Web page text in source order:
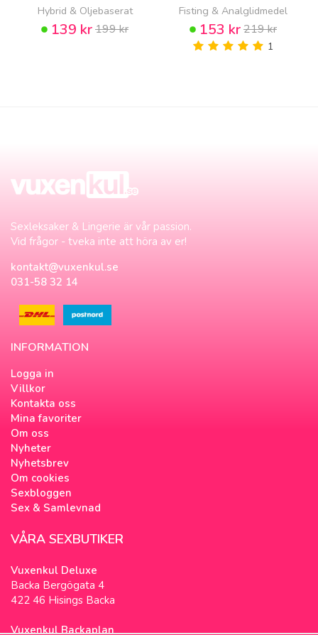
Hybrid & Oljebaserat
139 kr199 kr
Fisting & Analglidmedel
153 kr219 kr
1
Sexleksaker & Lingerie är vår passion.
Vid frågor - tveka inte att höra av er!
kontakt@vuxenkul.se
031-58 32 14
INFORMATION
Logga in
Villkor
Kontakta oss
Mina favoriter
Om oss
Nyheter
Nyhetsbrev
Om cookies
Sexbloggen
Sex & Samlevnad
VÅRA SEXBUTIKER
Vuxenkul Deluxe
Backa Bergögata 4
422 46 Hisings Backa
Vuxenkul Backaplan